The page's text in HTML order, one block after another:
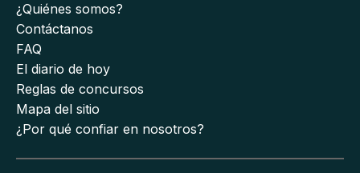
¿Quiénes somos?
Contáctanos
FAQ
El diario de hoy
Reglas de concursos
Mapa del sitio
¿Por qué confiar en nosotros?